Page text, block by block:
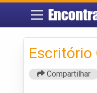
Escritório
Compartilhar